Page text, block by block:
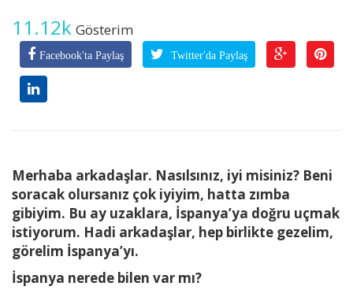
11.12k Gösterim
Facebook'ta Paylaş Twitter'da Paylaş
Merhaba arkadaşlar. Nasılsınız, iyi misiniz? Beni
soracak olursanız çok iyiyim, hatta zımba
gibiyim. Bu ay uzaklara, İspanya’ya doğru uçmak
istiyorum. Hadi arkadaşlar, hep birlikte gezelim,
görelim İspanya’yı.
İspanya nerede bilen var mı?